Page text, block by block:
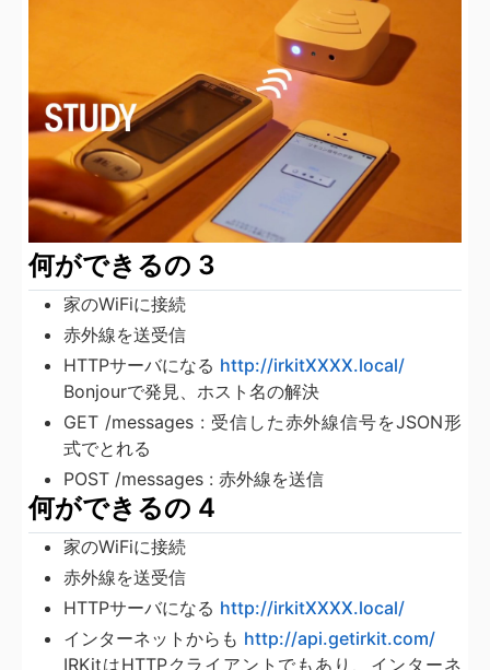
何ができるの 3
家のWiFiに接続
赤外線を送受信
HTTPサーバになる http://irkitXXXX.local/
Bonjourで発見、ホスト名の解決
GET /messages : 受信した赤外線信号をJSON形
式でとれる
POST /messages : 赤外線を送信
何ができるの 4
家のWiFiに接続
赤外線を送受信
HTTPサーバになる http://irkitXXXX.local/
インターネットからも http://api.getirkit.com/
IRKitはHTTPクライアントでもあり、インターネ